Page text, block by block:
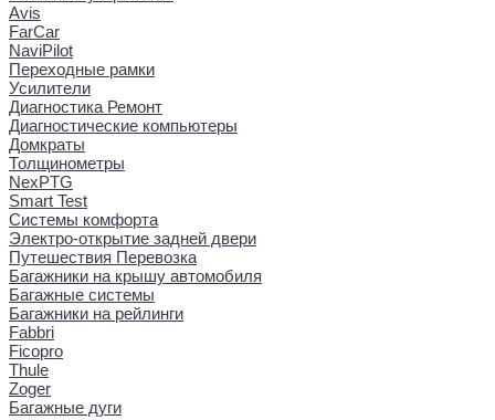
Avis
FarCar
NaviPilot
Переходные рамки
Усилители
Диагностика Ремонт
Диагностические компьютеры
Домкраты
Толщинометры
NexPTG
Smart Test
Системы комфорта
Электро-открытие задней двери
Путешествия Перевозка
Багажники на крышу автомобиля
Багажные системы
Багажники на рейлинги
Fabbri
Ficopro
Thule
Zoger
Багажные дуги